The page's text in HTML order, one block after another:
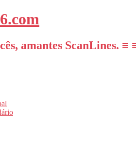
amantes ScanLines. ≡